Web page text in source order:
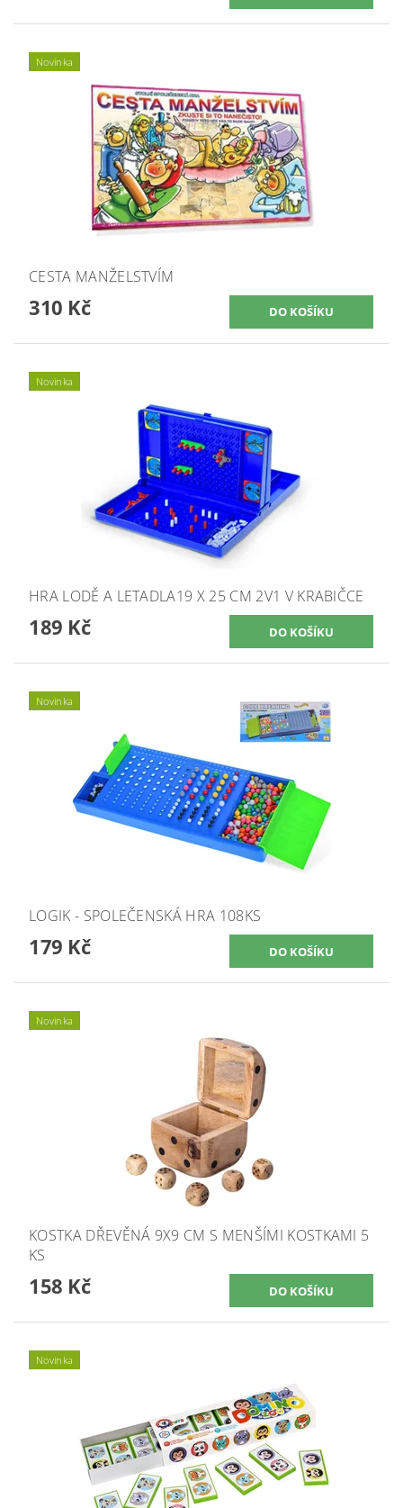
Novinka
CESTA MANŽELSTVÍM
310 Kč
Novinka
HRA LODĚ A LETADLA19 X 25 CM 2V1 V KRABIČCE
189 Kč
Novinka
LOGIK - SPOLEČENSKÁ HRA 108KS
179 Kč
Novinka
KOSTKA DŘEVĚNÁ 9X9 CM S MENŠÍMI KOSTKAMI 5
KS
158 Kč
Novinka